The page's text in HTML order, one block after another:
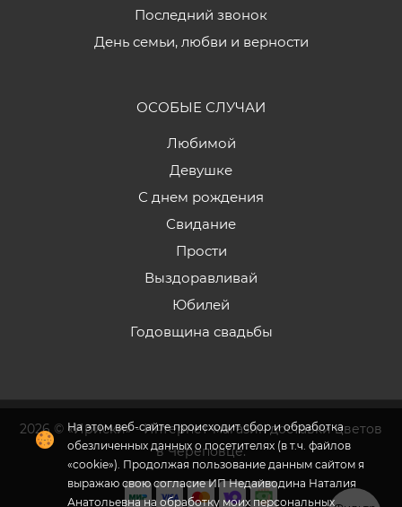
На этом веб-сайте происходит сбор и обработка
обезличенных данных о посетителях (в т.ч. файлов
«cookie»). Продолжая пользование данным сайтом я
выражаю свою согласие ИП Недайводина Наталия
Анатольевна на обработку моих персональных
Последний звонок
День семьи, любви и верности
ОСОБЫЕ СЛУЧАИ
Любимой
Девушке
С днем рождения
Свидание
Прости
Выздоравливай
Юбилей
Годовщина свадьбы
2026 © «Ириски» - Интернет-магазин доставки цветов
в Череповце.